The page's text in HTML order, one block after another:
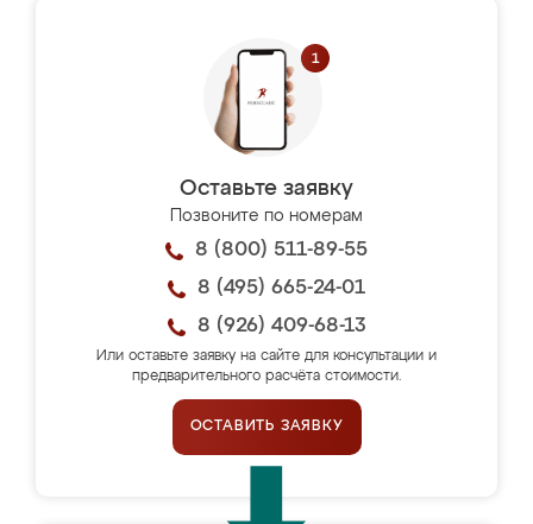
Оставьте заявку
Позвоните по номерам
8 (800) 511-89-55
8 (495) 665-24-01
8 (926) 409-68-13
Или оставьте заявку на сайте для консультации и
предварительного расчёта стоимости.
ОСТАВИТЬ ЗАЯВКУ